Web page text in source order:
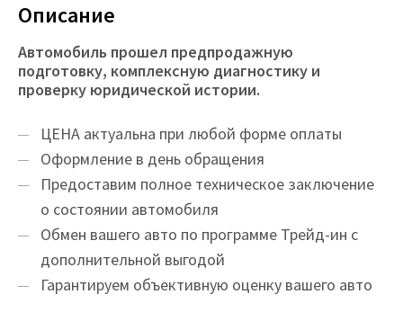
Описание
Автомобиль прошел предпродажную
подготовку, комплексную диагностику и
проверку юридической истории.
ЦEНA актуальна при любой форме оплаты
Оформление в день обращения
Предоставим полное техническое заключение
о состоянии автомобиля
Обмен вашего авто по программе Трейд-ин с
дополнительной выгодой
Гарантируем объективную оценку вашего авто